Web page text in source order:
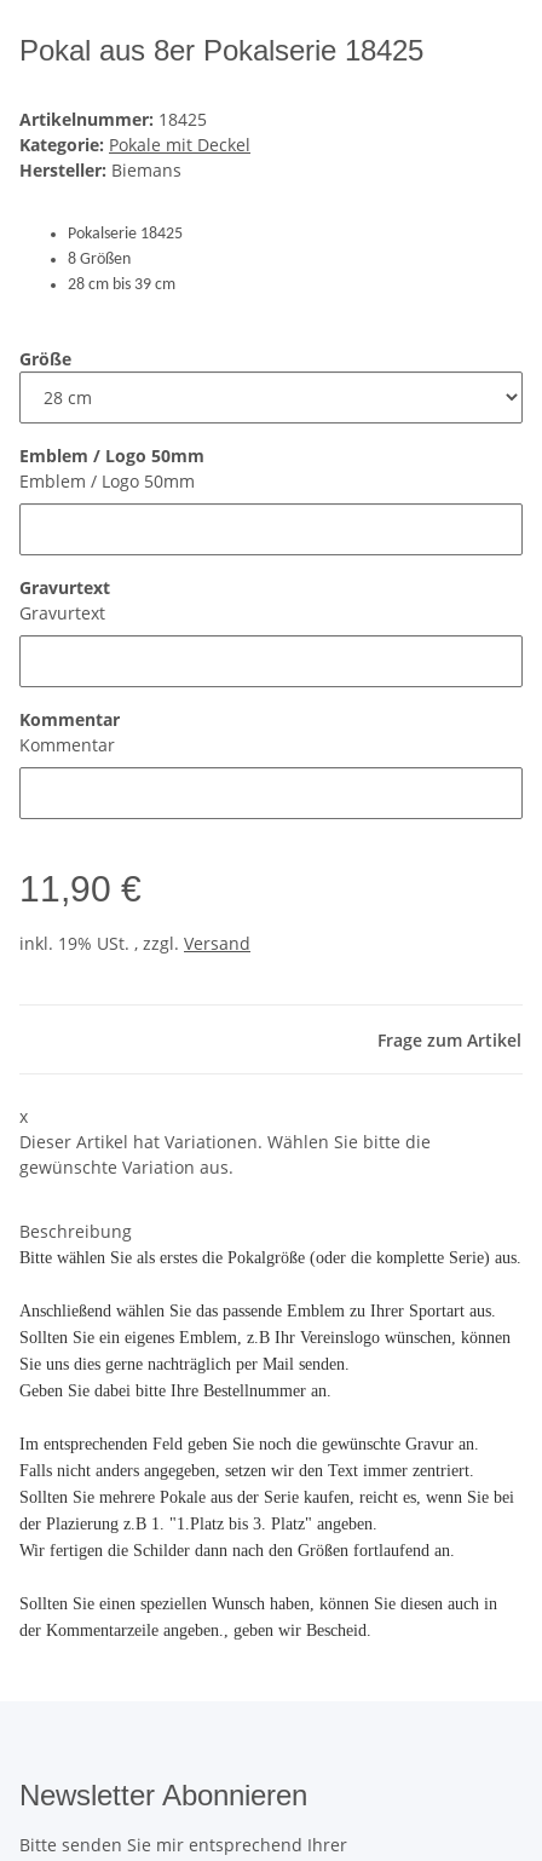
Pokal aus 8er Pokalserie 18425
Artikelnummer: 18425
Kategorie: Pokale mit Deckel
Hersteller: Biemans
Pokalserie 18425
8 Größen
28 cm bis 39 cm
Größe
Emblem / Logo 50mm
Emblem / Logo 50mm
Gravurtext
Gravurtext
Kommentar
Kommentar
11,90 €
inkl. 19% USt. , zzgl. Versand
Frage zum Artikel
x
Dieser Artikel hat Variationen. Wählen Sie bitte die
gewünschte Variation aus.
Beschreibung
Bitte wählen Sie als erstes die Pokalgröße (oder die komplette Serie) aus.
Anschließend wählen Sie das passende Emblem zu Ihrer Sportart aus.
Sollten Sie ein eigenes Emblem, z.B Ihr Vereinslogo wünschen, können
Sie uns dies gerne nachträglich per Mail senden.
Geben Sie dabei bitte Ihre Bestellnummer an.
Im entsprechenden Feld geben Sie noch die gewünschte Gravur an.
Falls nicht anders angegeben, setzen wir den Text immer zentriert.
Sollten Sie mehrere Pokale aus der Serie kaufen, reicht es, wenn Sie bei
der Plazierung z.B 1. "1.Platz bis 3. Platz" angeben.
Wir fertigen die Schilder dann nach den Größen fortlaufend an.
Sollten Sie einen speziellen Wunsch haben, können Sie diesen auch in
der Kommentarzeile angeben.
, geben wir Bescheid.
Newsletter Abonnieren
Bitte senden Sie mir entsprechend Ihrer